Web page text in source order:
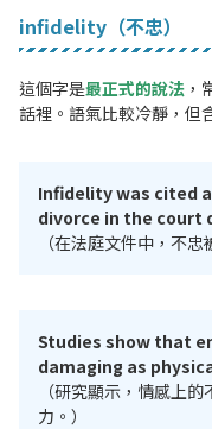
infidelity（不忠）
這個字是最正式的說法 ，
話裡。語氣比較冷靜，但
Infidelity was cited
divorce in the court
（在法庭文件中，不
Studies show that
damaging as
（研究顯示，情感上
力。）